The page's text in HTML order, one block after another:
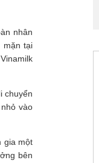
nhân
mặn tại
chuyển
vào
gia một
bên